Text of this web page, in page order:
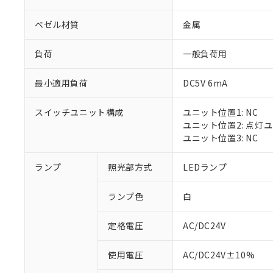
ベゼル材質 金属
負荷 一般負荷用
最小適用負荷 DC5V 6mA
スイッチユニット構成
ユニット位置1: NC
ユニット位置2: 点灯
ユニット位置3: NC
ランプ 照光部方式 LEDランプ
ランプ色 白
定格電圧 AC/DC24V
使用電圧 AC/DC24V±10%
ご利用条件
※1 対応状況
調査・確認中：
非該当品：ライセ
仕入先様の事情に
があります。
※1 中国